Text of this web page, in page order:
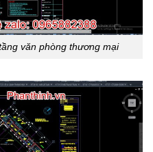
văn phòng thương mại